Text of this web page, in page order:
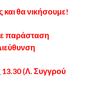
και θα νικήσουμε!
παράσταση
(Λ. Συγγρού